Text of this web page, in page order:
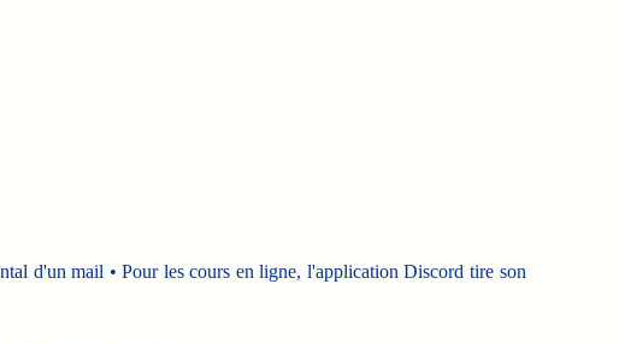
d'un mail • Pour les cours en ligne, l'application Discord tire son